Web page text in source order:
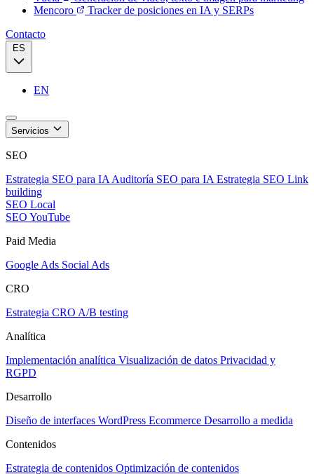
Mencoro
Tracker de posiciones en IA y SERPs
Contacto
EN
Servicios
SEO
Estrategia SEO para IA Auditoría SEO para IA Estrategia SEO Link
building
SEO Local
SEO YouTube
Paid Media
Google Ads Social Ads
CRO
Estrategia CRO A/B testing
Analítica
Implementación analítica Visualización de datos Privacidad y
RGPD
Desarrollo
Diseño de interfaces WordPress Ecommerce Desarrollo a medida
Contenidos
Estrategia de contenidos Optimización de contenidos